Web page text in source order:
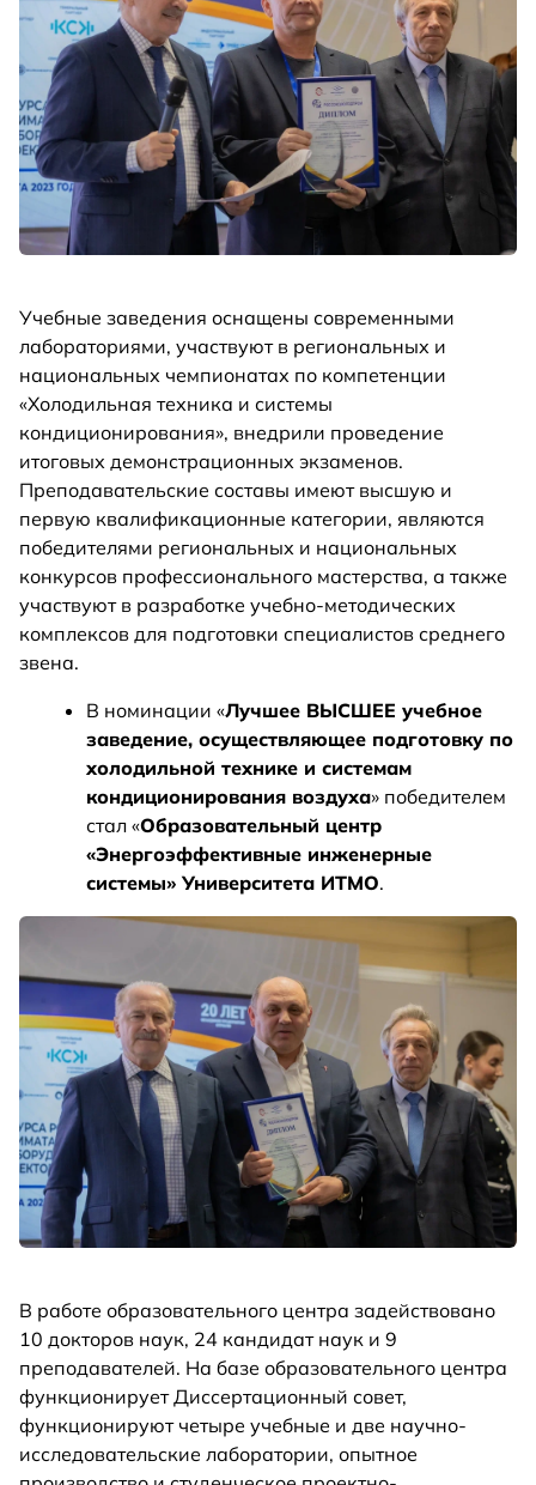
Учебные заведения оснащены современными
лабораториями, участвуют в региональных и
национальных чемпионатах по компетенции
«Холодильная техника и системы
кондиционирования», внедрили проведение
итоговых демонстрационных экзаменов.
Преподавательские составы имеют высшую и
первую квалификационные категории, являются
победителями региональных и национальных
конкурсов профессионального мастерства, а также
участвуют в разработке учебно-методических
комплексов для подготовки специалистов среднего
звена.
В номинации «Лучшее ВЫСШЕЕ учебное
заведение, осуществляющее подготовку по
холодильной технике и системам
кондиционирования воздуха» победителем
стал «Образовательный центр
«Энергоэффективные инженерные
системы» Университета ИТМО.
В работе образовательного центра задействовано
10 докторов наук, 24 кандидат наук и 9
преподавателей. На базе образовательного центра
функционирует Диссертационный совет,
функционируют четыре учебные и две научно-
исследовательские лаборатории, опытное